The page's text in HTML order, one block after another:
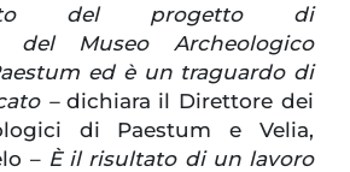
del progetto di
del Museo Archeologico
ed è un traguardo di
–dichiara il Direttore dei
di Paestum e Velia,
–È il risultato di un lavoro